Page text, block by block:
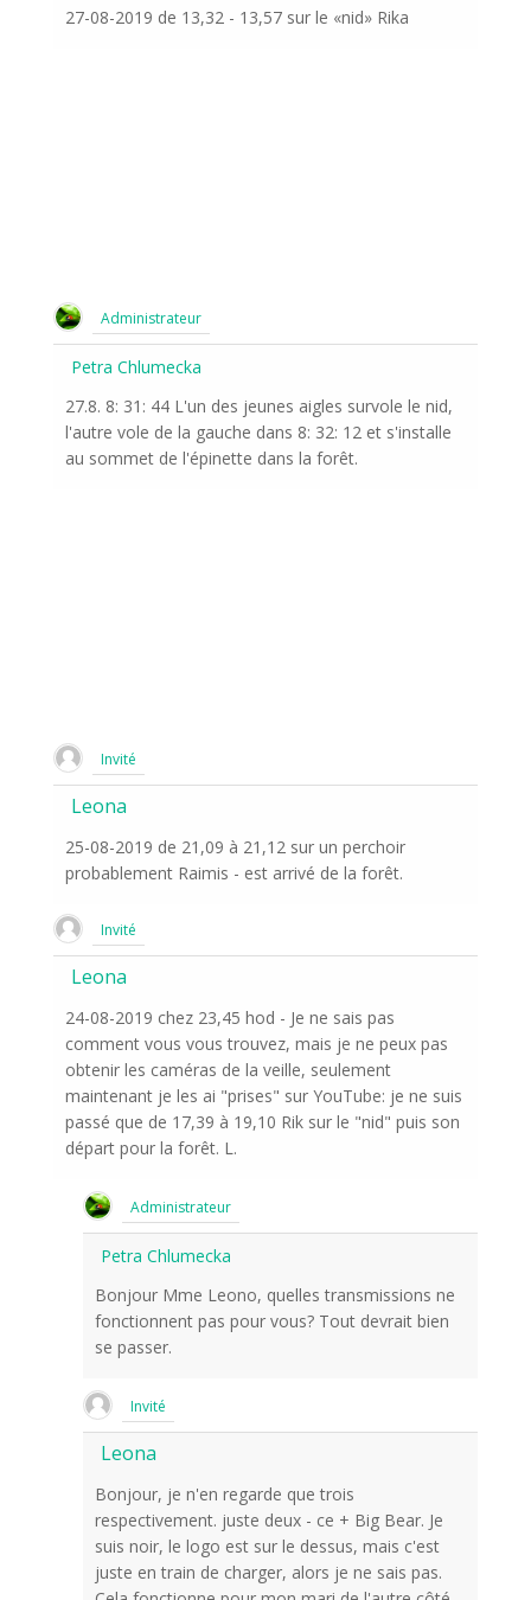
27-08-2019 de 13,32 - 13,57 sur le «nid» Rika
Administrateur
Petra Chlumecka
27.8. 8: 31: 44 L'un des jeunes aigles survole le nid,
l'autre vole de la gauche dans 8: 32: 12 et s'installe
au sommet de l'épinette dans la forêt.
Invité
Leona
25-08-2019 de 21,09 à 21,12 sur un perchoir
probablement Raimis - est arrivé de la forêt.
Invité
Leona
24-08-2019 chez 23,45 hod - Je ne sais pas
comment vous vous trouvez, mais je ne peux pas
obtenir les caméras de la veille, seulement
maintenant je les ai "prises" sur YouTube: je ne suis
passé que de 17,39 à 19,10 Rik sur le "nid" puis son
départ pour la forêt. L.
Administrateur
Petra Chlumecka
Bonjour Mme Leono, quelles transmissions ne
fonctionnent pas pour vous? Tout devrait bien
se passer.
Invité
Leona
Bonjour, je n'en regarde que trois
respectivement. juste deux - ce + Big Bear. Je
suis noir, le logo est sur le dessus, mais c'est
juste en train de charger, alors je ne sais pas.